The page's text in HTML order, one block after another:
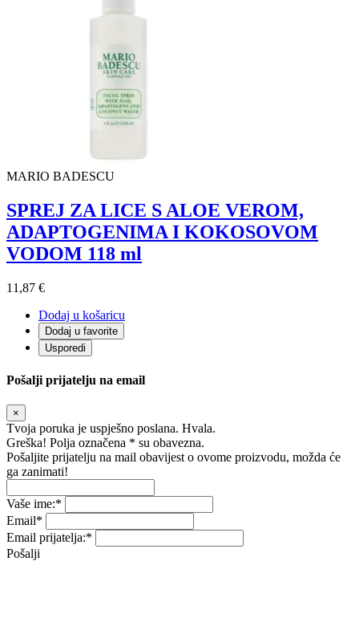
MARIO BADESCU
SPREJ ZA LICE S ALOE VEROM,
ADAPTOGENIMA I KOKOSOVOM
VODOM 118 ml
11,87 €
Dodaj u košaricu
Dodaj u favorite
Usporedi
Pošalji prijatelju na email
×
Tvoja poruka je uspješno poslana. Hvala.
Greška! Polja označena * su obavezna.
Pošaljite prijatelju na mail obavijest o ovome proizvodu, možda će
ga zanimati!
Vaše ime:*
Email*
Email prijatelja:*
Pošalji